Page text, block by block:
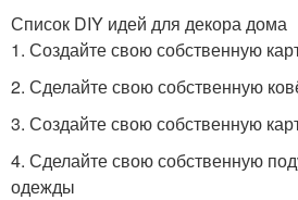
Список DIY идей для декора дома
1. Создайте свою собственную
2. Сделайте свою собственную
3. Создайте свою собственную
4. Сделайте свою собственную
одежды